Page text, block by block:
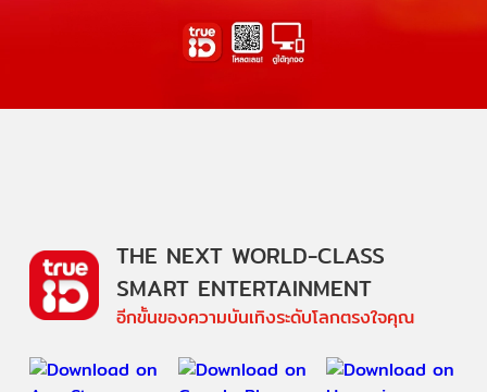
THE NEXT WORLD-CLASS
SMART ENTERTAINMENT
อีกขั้นของความบันเทิงระดับโลกตรงใจคุณ